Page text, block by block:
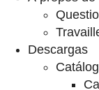
Descargas